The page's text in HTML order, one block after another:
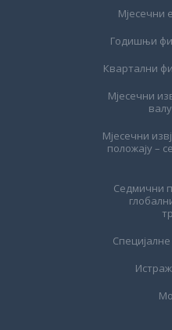
Мјесечни
Годишњи
Квартални
Мјесечни
Мјесечни
положају –
Седмични